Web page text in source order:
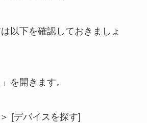
以下を確認しておきましょ
を開きます。
[デバイスを探す]